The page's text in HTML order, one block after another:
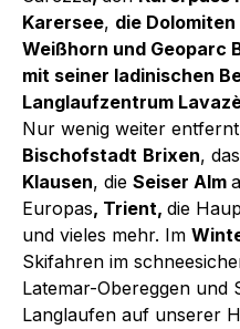
Karersee, die Dolomiten
Weißhorn und Geoparc
mit seiner ladinischen
Langlaufzentrum
Nur wenig weiter
Bischofstadt Brixen, das
Klausen, die Seiser Alm
Europas, Trient, die
und vieles mehr. Im
Skifahren im
Latemar-Obereggen und
Langlaufen auf unserer